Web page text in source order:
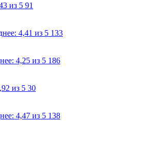
91
133
186
30
138